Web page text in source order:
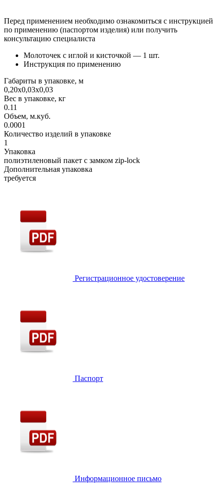
Перед применением необходимо ознакомиться с инструкцией
по применению (паспортом изделия) или получить
консультацию специалиста
Молоточек с иглой и кисточкой — 1 шт.
Инструкция по применению
Габариты в упаковке, м
0,20х0,03х0,03
Вес в упаковке, кг
0.11
Объем, м.куб.
0.0001
Количество изделий в упаковке
1
Упаковка
полиэтиленовый пакет с замком zip-lock
Дополнительная упаковка
требуется
Регистрационное удостоверение
Паспорт
Информационное письмо